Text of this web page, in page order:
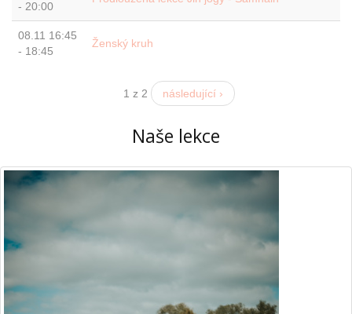
- 20:00
08.11 16:45
- 18:45
Ženský kruh
1 z 2 následující ›
Naše lekce